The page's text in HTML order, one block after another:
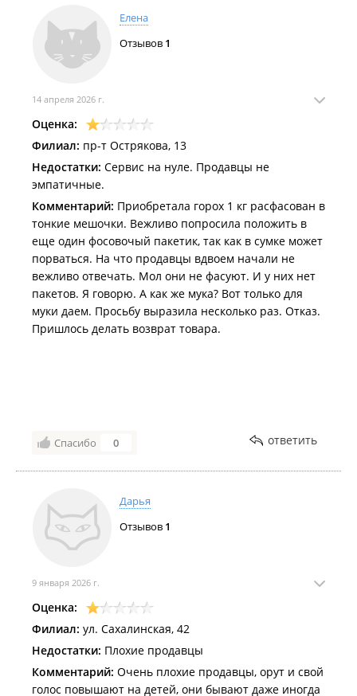
Елена
Отзывов 1
14 апреля 2026 г.
Оценка:
Филиал: пр-т Острякова, 13
Недостатки: Сервис на нуле. Продавцы не
эмпатичные.
Комментарий: Приобретала горох 1 кг расфасован в
тонкие мешочки. Вежливо попросила положить в
еще один фосовочый пакетик, так как в сумке может
порваться. На что продавцы вдвоем начали не
вежливо отвечать. Мол они не фасуют. И у них нет
пакетов. Я говорю. А как же мука? Вот только для
муки даем. Просьбу выразила несколько раз. Отказ.
Пришлось делать возврат товара.
Спасибо 0 ответить
Дарья
Отзывов 1
9 января 2026 г.
Оценка:
Филиал: ул. Сахалинская, 42
Недостатки: Плохие продавцы
Комментарий: Очень плохие продавцы, орут и свой
голос повышают на детей, они бывают даже иногда